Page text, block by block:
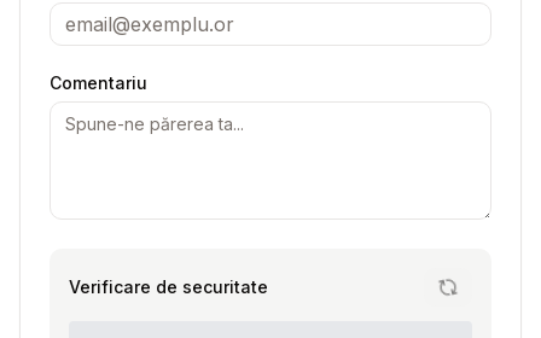
Comentariu
Verificare de securitate